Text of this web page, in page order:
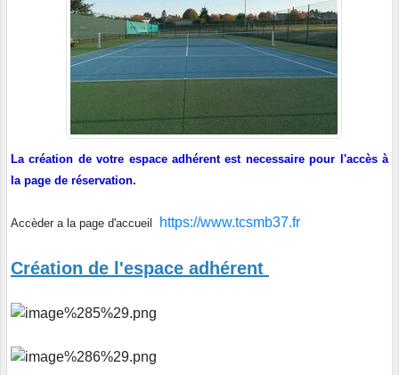
La création de votre espace adhérent est necessaire pour l'accès à
la page de réservation.
Accèder a la page d'accueil https://www.tcsmb37.fr
Création de l'espace adhérent